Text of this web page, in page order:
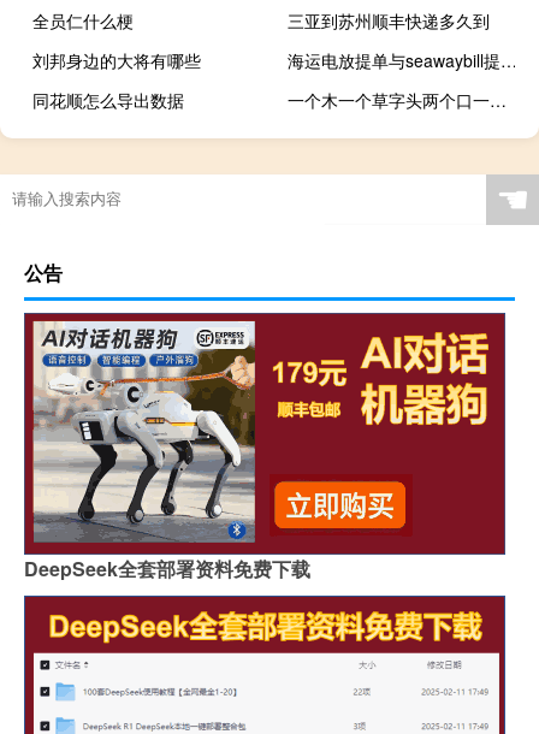
全员仁什么梗
三亚到苏州顺丰快递多久到
刘邦身边的大将有哪些
海运电放提单与seawaybill提单有啥区别
同花顺怎么导出数据
一个木一个草字头两个口一个佳
☚
公告
DeepSeek全套部署资料免费下载